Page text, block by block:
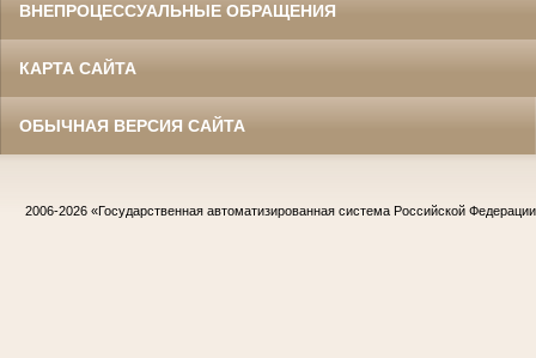
ВНЕПРОЦЕССУАЛЬНЫЕ ОБРАЩЕНИЯ
КАРТА САЙТА
ОБЫЧНАЯ ВЕРСИЯ САЙТА
2006-2026 «Государственная автоматизированная система Российской